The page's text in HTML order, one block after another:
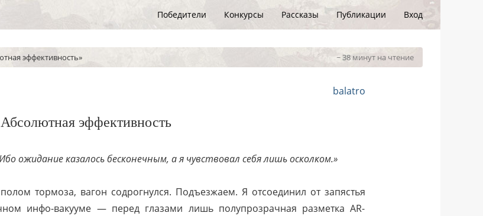
Победители Конкурсы Рассказы Публикации Вход
эффективность» ~ 38 минут на чтение
balatro
Абсолютная эффективность
ожидание казалось бесконечным, а я чувствовал себя лишь осколком.»
тормоза, вагон содрогнулся. Подъезжаем. Я отсоединил от запястья
инфо-вакууме — перед глазами лишь полупрозрачная разметка AR-